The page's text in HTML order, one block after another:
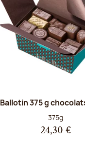
Ballotin 375 g
Poids net :
375g
24,30 €